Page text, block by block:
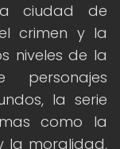
ciudad de
crimen y la
niveles de la
la serie
como la
la moralidad,